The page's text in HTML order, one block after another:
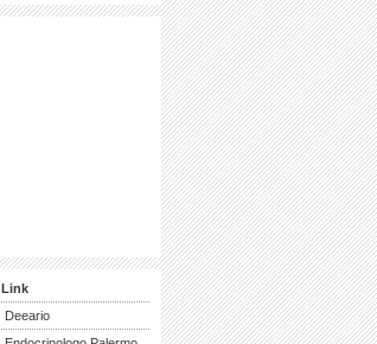
Link
Deeario